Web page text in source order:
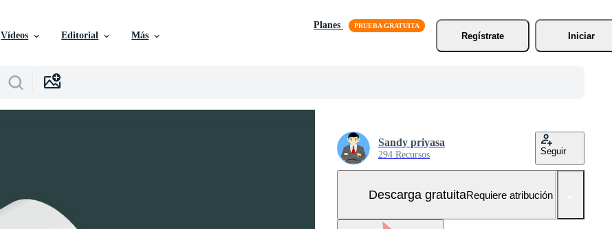
Vídeos Editorial Más
Planes
Regístrate
Iniciar
Sandy priyasa
294 Recursos Seguir
Descarga gratuitaRequiere atribución